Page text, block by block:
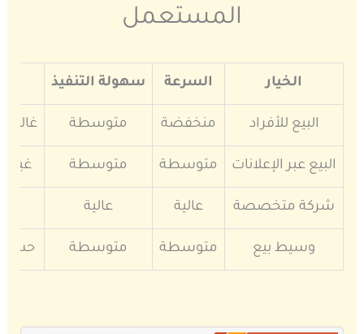
المستعمل
الخيار السرعة سهولة التنفيذ
البيع للأفراد منخفضة متوسطة غالبا
البيع عبر الإعلانات متوسطة متوسطة غير
شركة متخصصة عالية عالية
وسيط بيع متوسطة متوسطة حسب